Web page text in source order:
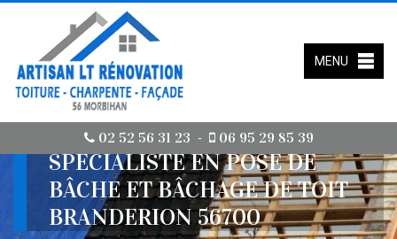
02 52 56 31 23 - 06 95 29 85 39
MENU
SPÉCIALISTE EN POSE DE
BÂCHE ET BÂCHAGE DE TOIT
BRANDERION 56700